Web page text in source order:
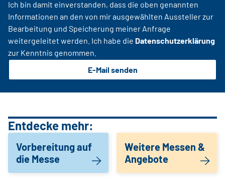
Ich bin damit einverstanden, dass die oben genannten
Informationen an den von mir ausgewählten Aussteller zur
Bearbeitung und Speicherung meiner Anfrage
weitergeleitet werden. Ich habe die Datenschutzerklärung
zur Kenntnis genommen.
E-Mail senden
Entdecke mehr:
Vorbereitung auf
die Messe
Weitere Messen &
Angebote